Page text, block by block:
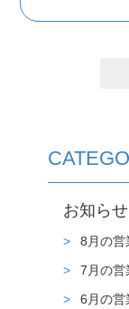
お知らせ
8月の営
7月の営
6月の営